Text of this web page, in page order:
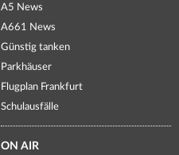
A5 News
A661 News
Günstig tanken
Parkhäuser
Flugplan Frankfurt
Schulausfälle
ON AIR